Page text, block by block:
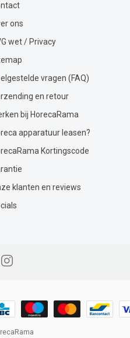
ons
wet / Privacy
vragen (FAQ)
en retour
bij HorecaRama
apparatuur leasen?
Kortingscode
klanten en reviews